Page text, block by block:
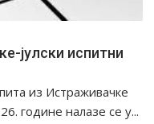
јулски испитни
из Истраживачке
године налазе се у...